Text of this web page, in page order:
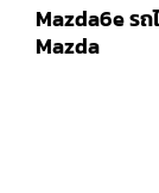
Mazda6e ร
Mazda